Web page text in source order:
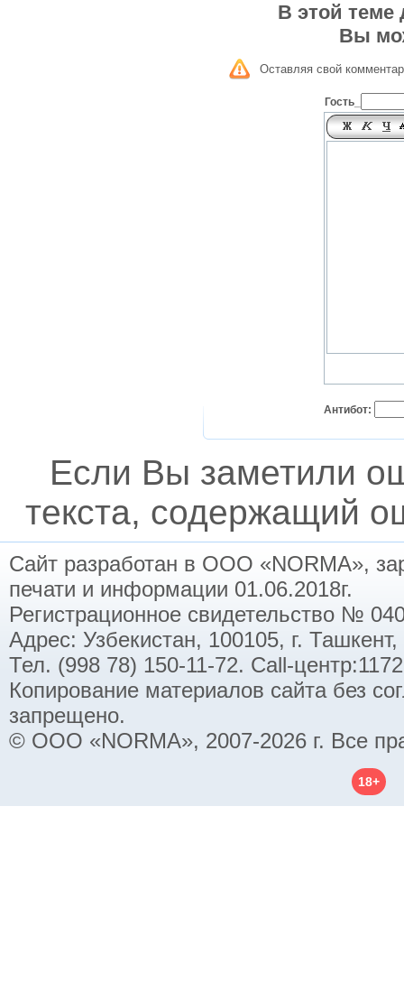
В этой теме
Вы
Оставляя свой
Гость_
Антибот:
Если Вы заметили
текста, содержащий
Сайт разработан в ООО «NORMA»,
печати и информации 01.06.2018г.
Регистрационное свидетельство №
Адрес: Узбекистан, 100105, г.
Тел. (998 78) 150-11-72. Call-
Копирование материалов сайта без
запрещено.
© ООО «NORMA», 2007-2026 г. Все
18+